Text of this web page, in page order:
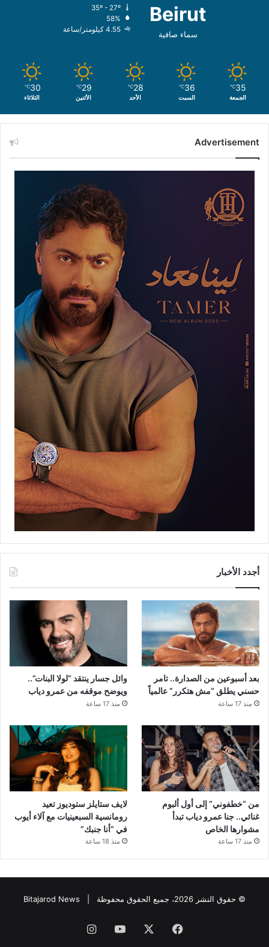
Beirut
سماء صافية
58%
4.55 كيلومتر/ساعة
35
℃
الجمعة
36
℃
السبت
28
℃
الأحد
29
℃
الأثنين
30
℃
الثلاثاء
Advertisement
أجدد الأخبار
بعد أسبوعين من الصدارة.. تامر
حسني يطلق “مش هتكرر” عالمياً
منذ 17 ساعة
وائل جسار ينتقد “لولا البنات”..
ويوضح موقفه من عمرو دياب
منذ 17 ساعة
من “خطفوني” إلى أول ألبوم
غنائي.. جنا عمرو دياب تبدأ
مشوارها الخاص
منذ 17 ساعة
لايف ستايلز ستوديوز تعيد
رومانسية السبعينيات مع آلاء أيوب
في “أنا جنبك”
منذ 18 ساعة
© حقوق النشر 2026، جميع الحقوق محفوظة | Bitajarod News
فيسبوك ‫YouTubeانستقرام